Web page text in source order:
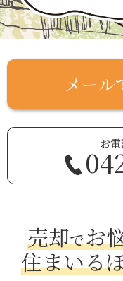
メール
お
売却でお
住まいる